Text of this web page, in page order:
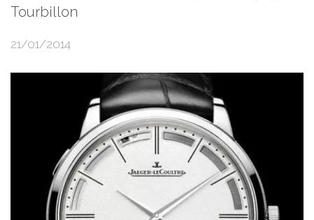
Tourbillon
21/01/2014